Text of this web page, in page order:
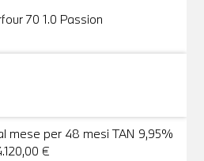
70 1.0 Passion
mese per 48 mesi TAN 9,95%
€